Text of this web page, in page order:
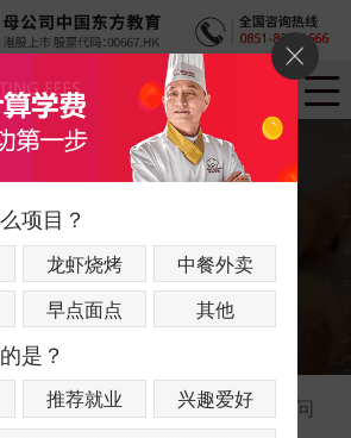
味学院 一对一课程顾问
项目？
龙虾烧烤
中餐外卖
早点面点 其他
是？
推荐就业 兴趣爱好